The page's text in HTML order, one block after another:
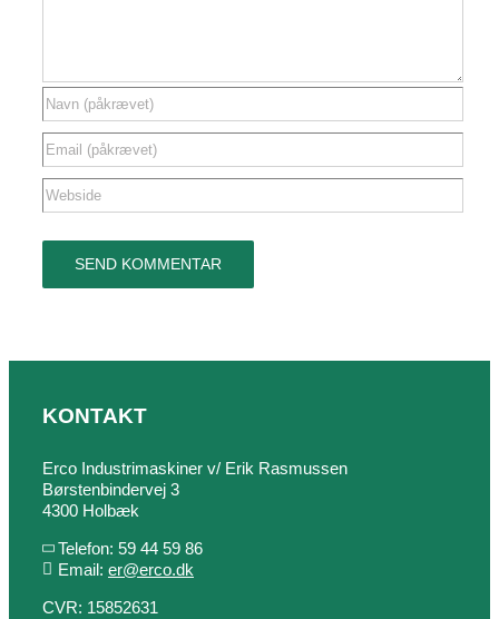
KONTAKT
Erco Industrimaskiner v/ Erik Rasmussen
Børstenbindervej 3
4300 Holbæk
Telefon: 59 44 59 86
Email: er@erco.dk
CVR: 15852631